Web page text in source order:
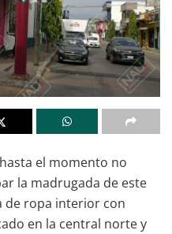
el momento no
la madrugada de este
de ropa interior con
en la central norte y